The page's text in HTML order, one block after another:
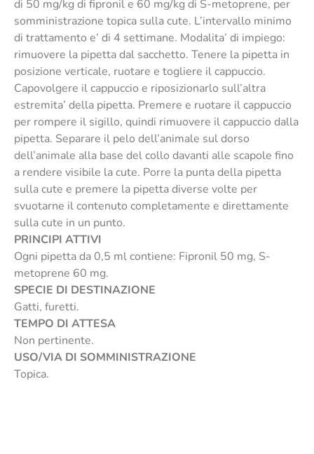
di 50 mg/kg di fipronil e 60 mg/kg di S-metoprene, per
somministrazione topica sulla cute. L’intervallo minimo
di trattamento e’ di 4 settimane. Modalita’ di impiego:
rimuovere la pipetta dal sacchetto. Tenere la pipetta in
posizione verticale, ruotare e togliere il cappuccio.
Capovolgere il cappuccio e riposizionarlo sull’altra
estremita’ della pipetta. Premere e ruotare il cappuccio
per rompere il sigillo, quindi rimuovere il cappuccio dalla
pipetta. Separare il pelo dell’animale sul dorso
dell’animale alla base del collo davanti alle scapole fino
a rendere visibile la cute. Porre la punta della pipetta
sulla cute e premere la pipetta diverse volte per
svuotarne il contenuto completamente e direttamente
sulla cute in un punto.
PRINCIPI ATTIVI
Ogni pipetta da 0,5 ml contiene: Fipronil 50 mg, S-
metoprene 60 mg.
SPECIE DI DESTINAZIONE
Gatti, furetti.
TEMPO DI ATTESA
Non pertinente.
USO/VIA DI SOMMINISTRAZIONE
Topica.